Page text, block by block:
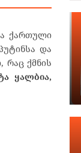
ქართული
და
რაც ქმნის
ყალბია,